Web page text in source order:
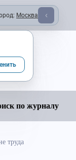
Москва
по журналу
труда